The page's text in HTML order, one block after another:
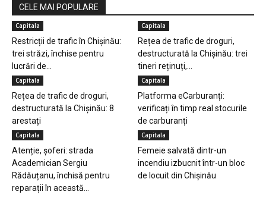
CELE MAI POPULARE
Capitala
Restricții de trafic în Chișinău:
trei străzi, închise pentru
lucrări de...
Capitala
Rețea de trafic de droguri,
destructurată la Chișinău: trei
tineri reținuți,...
Capitala
Rețea de trafic de droguri,
destructurată la Chișinău: 8
arestați
Capitala
Platforma eCarburanți:
verificați în timp real stocurile
de carburanți
Capitala
Atenție, șoferi: strada
Academician Sergiu
Rădăuțanu, închisă pentru
reparații în această...
Capitala
Femeie salvată dintr-un
incendiu izbucnit într-un bloc
de locuit din Chișinău